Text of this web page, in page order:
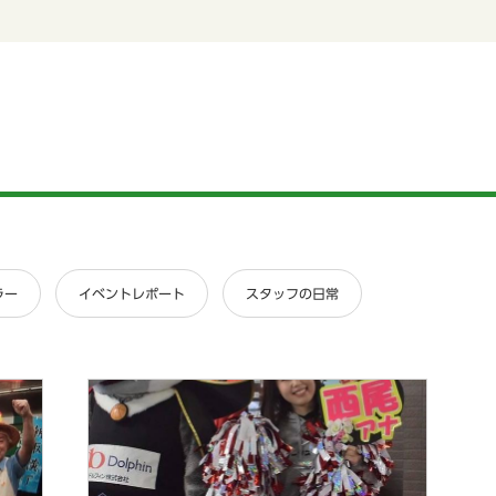
ー イベントレポート スタッフの日常